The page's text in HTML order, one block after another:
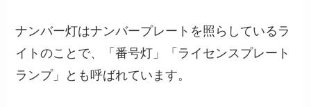
ナンバー灯はナンバープレートを照らしているラ
イトのことで、「番号灯」「ライセンスプレート
ランプ」とも呼ばれています。